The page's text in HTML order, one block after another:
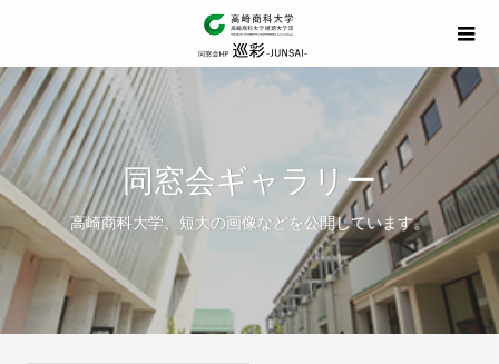
同窓会ギャラリー
高崎商科大学、短大の画像などを公開しています。